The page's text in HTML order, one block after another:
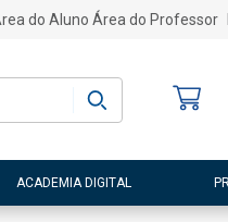
do Aluno Área do Professor
ACADEMIA DIGITAL